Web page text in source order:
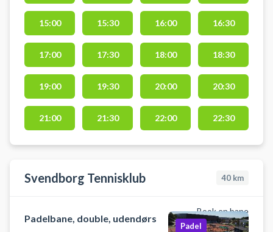
byder på gratis parkering. Bolde
kan købes i padelcentret og
lånebats er altid inkluderet i
banelejen, men standen kan ikke
garanteres. Ønsker du i stedet en
double padelbane finder du 5
doublebaner i dette padelcenter i
Nyborg der tidligere hed WAP -
We Are Padel Nyborg.
15:00 15:30 16:00 16:30
17:00 17:30 18:00 18:30
19:00 19:30 20:00 20:30
21:00 21:30 22:00 22:30
Svendborg Tennisklub 40 km
Book en bane
Padelbane, double, udendørs
Padel